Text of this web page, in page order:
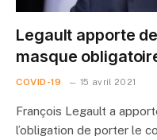
Legault apporte
masque
COVID-19 15 avril 2021
François Legault a
l’obligation de porter le